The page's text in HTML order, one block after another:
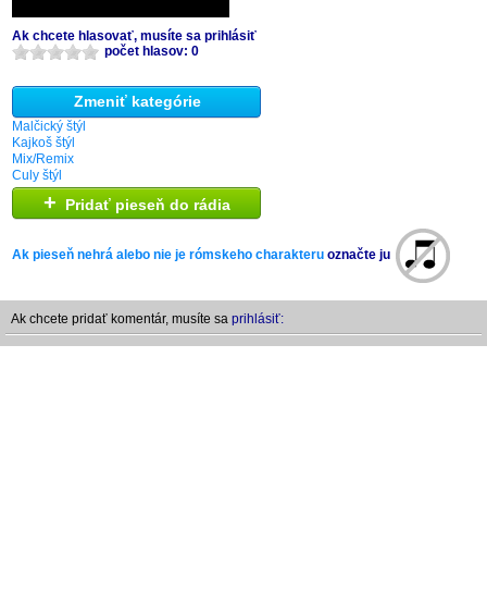
Ak chcete hlasovať, musíte sa prihlásiť
počet hlasov: 0
Zmeniť kategórie
Malčický štýl
Kajkoš štýl
Mix/Remix
Culy štýl
+ Pridať pieseň do rádia
Ak pieseň nehrá alebo nie je rómskeho charakteru označte ju
Ak chcete pridať komentár, musíte sa prihlásiť: